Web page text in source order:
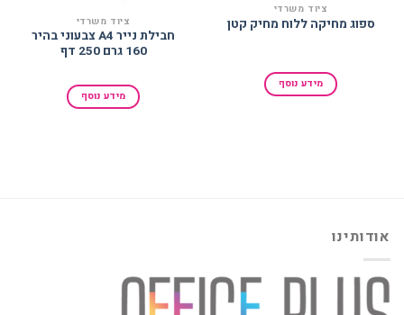
ציוד משרדי
ספוג מחיקה ללוח מחיק קטן
מידע נוסף
ציוד משרדי
חבילת נייר A4 צבעוני בהיר
160 גרם 250 דף
מידע נוסף
אודותינו